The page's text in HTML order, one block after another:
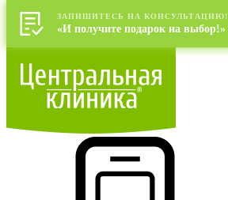
ЗАПИШИТЕСЬ НА КОНСУЛЬТАЦИЮ!
«И получите подарок на выбор!»